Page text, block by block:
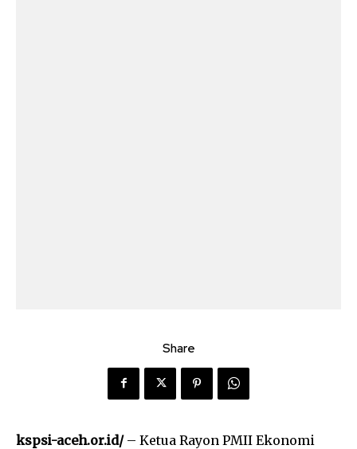
Share
kspsi-aceh.or.id/– Ketua Rayon PMII Ekonomi